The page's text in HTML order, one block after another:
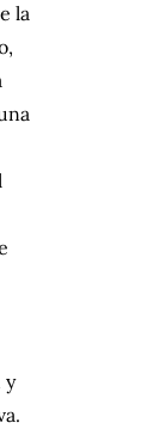
la
y